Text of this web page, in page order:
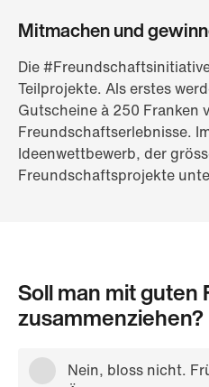
Mitmachen und
Die
Teilprojekte. Als erstes
Gutscheine à 250 Franken
Freundschaftserlebnisse.
Ideenwettbewerb, der
Freundschaftsprojekte
Soll man mit guten
zusammenziehen?
Nein, bloss nicht.